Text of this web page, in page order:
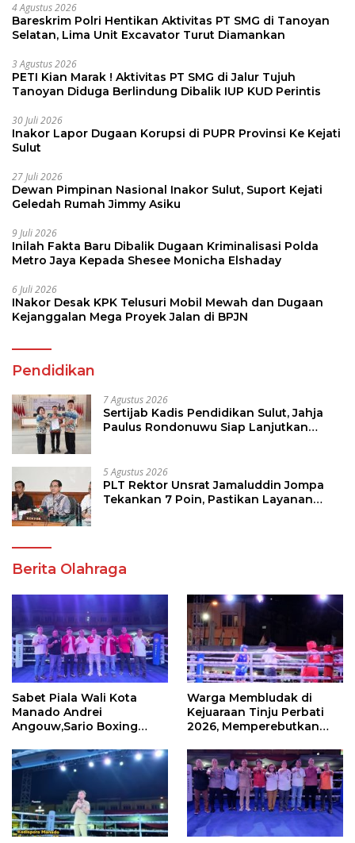
4 Agustus 2026
Bareskrim Polri Hentikan Aktivitas PT SMG di Tanoyan
Selatan, Lima Unit Excavator Turut Diamankan
3 Agustus 2026
PETI Kian Marak ! Aktivitas PT SMG di Jalur Tujuh
Tanoyan Diduga Berlindung Dibalik IUP KUD Perintis
30 Juli 2026
Inakor Lapor Dugaan Korupsi di PUPR Provinsi Ke Kejati
Sulut
27 Juli 2026
Dewan Pimpinan Nasional Inakor Sulut, Suport Kejati
Geledah Rumah Jimmy Asiku
9 Juli 2026
Inilah Fakta Baru Dibalik Dugaan Kriminalisasi Polda
Metro Jaya Kepada Shesee Monicha Elshaday
6 Juli 2026
INakor Desak KPK Telusuri Mobil Mewah dan Dugaan
Kejanggalan Mega Proyek Jalan di BPJN
Pendidikan
7 Agustus 2026
Sertijab Kadis Pendidikan Sulut, Jahja
Paulus Rondonuwu Siap Lanjutkan
5 Agustus 2026
PLT Rektor Unsrat Jamaluddin Jompa
Tekankan 7 Poin, Pastikan Layanan
Berita Olahraga
Sabet Piala Wali Kota
Manado Andrei
Angouw,Sario Boxing
Perbati 2026
Warga Membludak di
Kejuaraan Tinju Perbati
2026, Memperebutkan